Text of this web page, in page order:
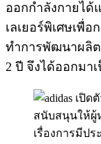
ออกกำลังกายได้
เลเยอร์พิเศษเพื่
ทำการพัฒนาผลิ
2 ปี จึงได้ออกม